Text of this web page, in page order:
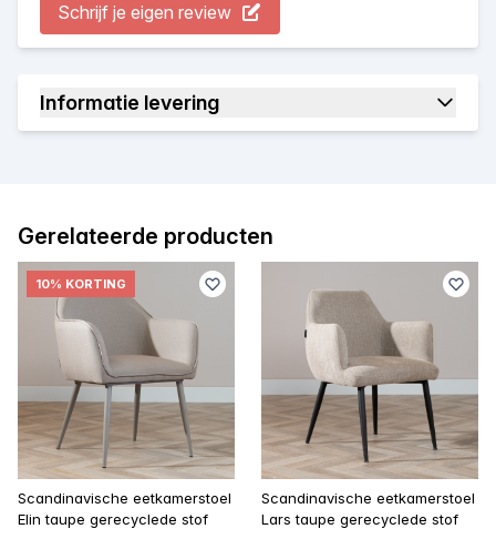
Schrijf je eigen review
Informatie levering
Gerelateerde producten
10% KORTING
Scandinavische eetkamerstoel
Elin taupe gerecyclede stof
Scandinavische eetkamerstoel
Lars taupe gerecyclede stof